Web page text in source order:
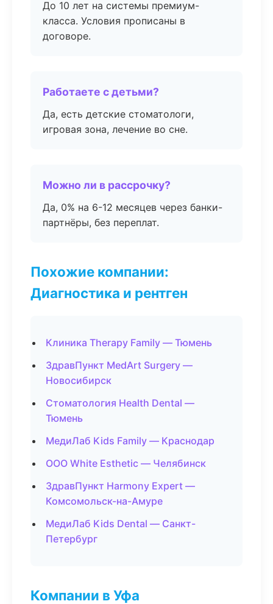
До 10 лет на системы премиум-
класса. Условия прописаны в
договоре.
Работаете с детьми?
Да, есть детские стоматологи,
игровая зона, лечение во сне.
Можно ли в рассрочку?
Да, 0% на 6-12 месяцев через банки-
партнёры, без переплат.
Похожие компании:
Диагностика и рентген
Клиника Therapy Family — Тюмень
ЗдравПункт MedArt Surgery —
Новосибирск
Стоматология Health Dental —
Тюмень
МедиЛаб Kids Family — Краснодар
ООО White Esthetic — Челябинск
ЗдравПункт Harmony Expert —
Комсомольск-на-Амуре
МедиЛаб Kids Dental — Санкт-
Петербург
Компании в Уфа